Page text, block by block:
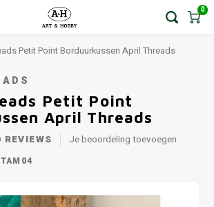
0
Petit Point Borduurkussen April Threads
Petit Point
April Threads
REVIEWS Je beoordeling toevoegen